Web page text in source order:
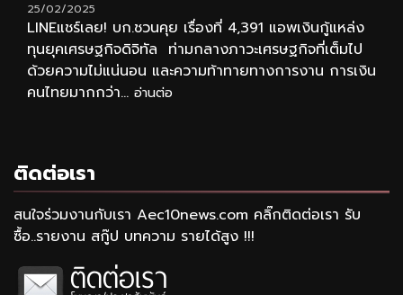
25/02/2025
LINEแชร์เลย! บก.ชวนคุย เรื่องที่ 4,391 แอพเงินกู้แหล่ง
ทุนยุคเศรษฐกิจดิจิทัล ท่ามกลางภาวะเศรษฐกิจที่เต็มไป
ด้วยความไม่แน่นอน และความท้าทายทางการงาน การเงิน
คนไทยมากกว่า... อ่านต่อ
ติดต่อเรา
สนใจร่วมงานกับเรา Aec10news.com คลิ๊กติดต่อเรา รับ
ซื้อ..รายงาน สกู๊ป บทความ รายได้สูง !!!